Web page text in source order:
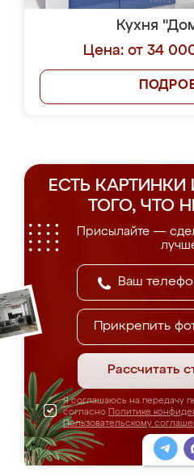
Кухня
Цена: от 34
ЕСТЬ
ТОГО, ЧТО
Присылайте —
Прикрепить
Рассчитать
Я соглашаюсь на передачу
согласно Политике
Пользовательскому